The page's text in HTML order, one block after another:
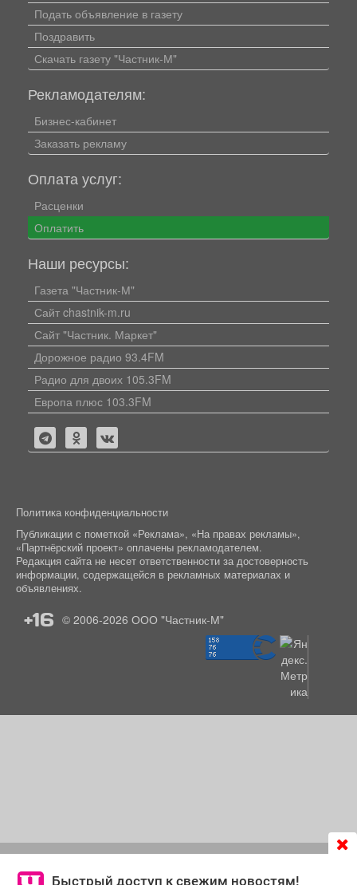
Быстрый доступ к свежим новостям!
согласие на обработку файлов cookie, которые
Подать объявление в газету
Поздравить
Скачать газету "Частник-М"
Рекламодателям:
Бизнес-кабинет
Заказать рекламу
Оплата услуг:
Расценки
Оплатить
Наши ресурсы:
Газета "Частник-М"
Сайт chastnik-m.ru
Сайт "Частник. Маркет"
Дорожное радио 93.4FM
Радио для двоих 105.3FM
Европа плюс 103.3FM
Политика конфиденциальности
Публикации с пометкой «Реклама», «На правах рекламы»,
«Партнёрский проект» оплачены рекламодателем.
Редакция сайта не несет ответственности за достоверность
информации, содержащейся в рекламных материалах и
объявлениях.
+16 © 2006-2026 ООО "Частник-М"